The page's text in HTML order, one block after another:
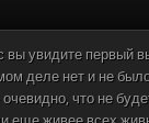
увидите первый
деле нет и не
что не